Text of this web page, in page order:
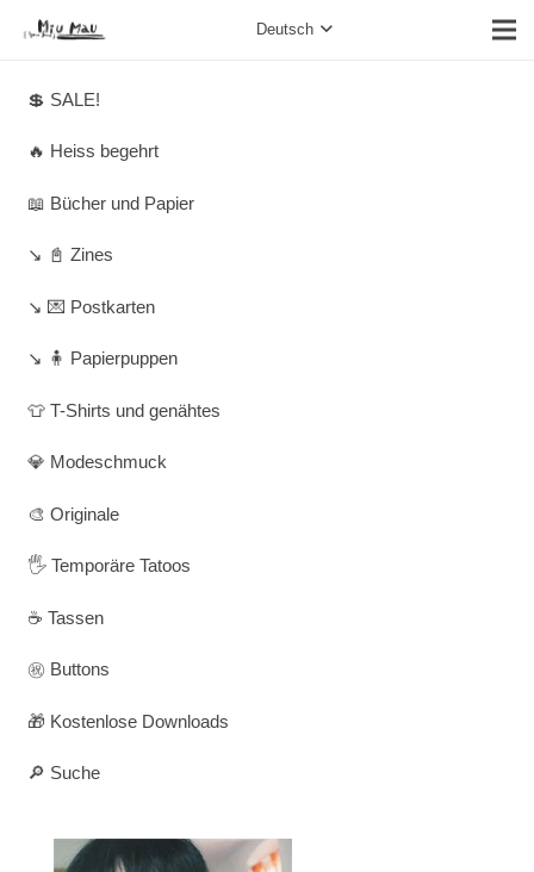
Deutsch
💲 SALE!
🔥 Heiss begehrt
📖 Bücher und Papier
↘️ 📓 Zines
↘️ 💌 Postkarten
↘️ 🧍 Papierpuppen
👕 T-Shirts und genähtes
💎 Modeschmuck
🎨 Originale
🖐️ Temporäre Tatoos
☕ Tassen
㊗️ Buttons
🎁 Kostenlose Downloads
🔎 Suche